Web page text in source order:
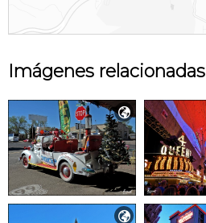
Imágenes relacionadas

